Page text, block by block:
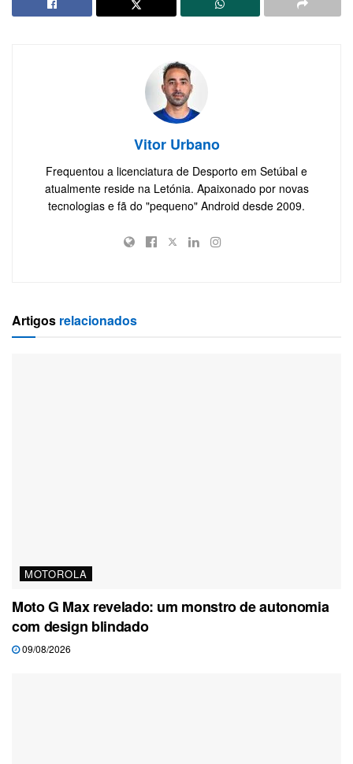
Vitor Urbano
Frequentou a licenciatura de Desporto em Setúbal e
atualmente reside na Letónia. Apaixonado por novas
tecnologias e fã do "pequeno" Android desde 2009.
Artigos relacionados
MOTOROLA
Moto G Max revelado: um monstro de autonomia
com design blindado
09/08/2026